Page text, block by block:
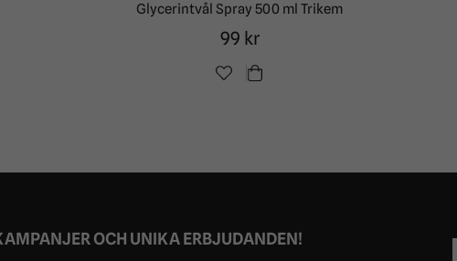
Glycerintvål Spray 500 ml Trikem
99 kr
OCH UNIKA ERBJUDANDEN!